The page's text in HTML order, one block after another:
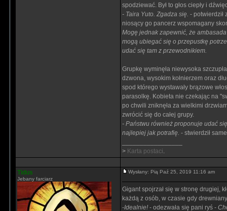
spodziewać. Był to głos ciepły i
- Taira Yuto. Zgadza się. - potwierdził
niosący go pancerz wspomagany
Mogę jednak zapewnić, że
mogą ubiegać się o przepustkę
udać się tam z przewodnikiem.
Grupkę wyminęła niewysoka
dzwona, wysokim kołnierzem oraz
spod którego wystawały brązowe
parasolkę. Kobieta nie czekając na
po chwili zniknęła za wielkimi
zwrócić się do całej grupy.
- Państwu również proponuje udać
najlepiej jak potrafię. - stwierdził
> Karta postaci.
Tidus
Jebany farciarz
Wysłany: Pią Paź 25, 2019 11:16 am
Gigant spojrzał się w stronę drugiej,
każdą z osób, w czasie gdy
-Idealnie! - odezwała się pani ryś -